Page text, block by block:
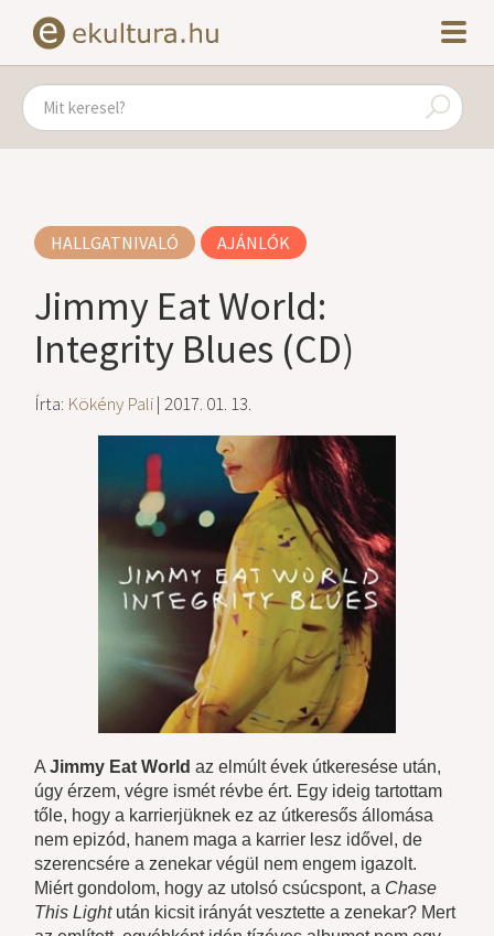
HALLGATNIVALÓ AJÁNLÓK
Jimmy Eat World:
Integrity Blues (CD)
Írta: Kökény Pali| 2017. 01. 13.
AJimmy Eat Worldaz elmúlt évek útkeresése után,
úgy érzem, végre ismét révbe ért. Egy ideig tartottam
tőle, hogy a karrierjüknek ez az útkeresős állomása
nem epizód, hanem maga a karrier lesz idővel, de
szerencsére a zenekar végül nem engem igazolt.
Miért gondolom, hogy az utolsó csúcspont, a Chase
This Lightután kicsit irányát vesztette a zenekar? Mert